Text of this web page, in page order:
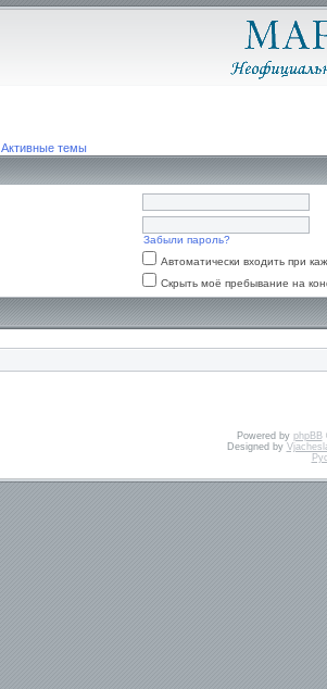
Активные темы
Забыли пароль?
Автоматически входить при
Скрыть моё пребывание на
Powered by phpBB
Designed by